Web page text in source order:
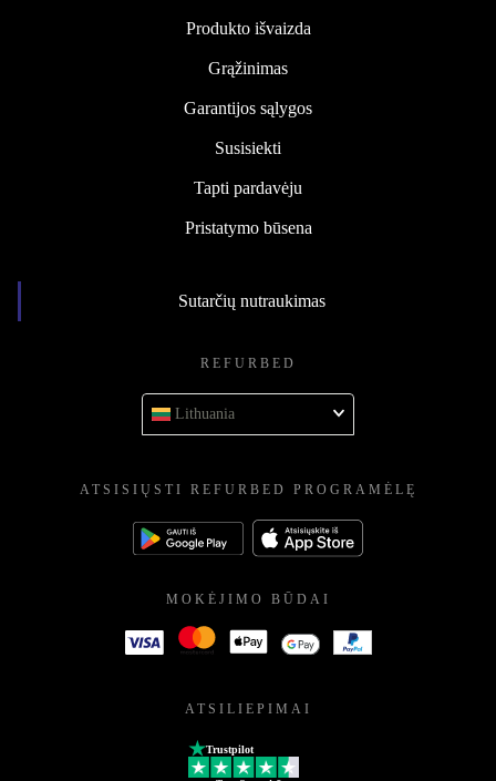
Produkto išvaizda
Grąžinimas
Garantijos sąlygos
Susisiekti
Tapti pardavėju
Pristatymo būsena
Sutarčių nutraukimas
REFURBED
Lithuania
ATSISIŲSTI REFURBED PROGRAMĖLĘ
MOKĖJIMO BŪDAI
ATSILIEPIMAI
Trustpilot